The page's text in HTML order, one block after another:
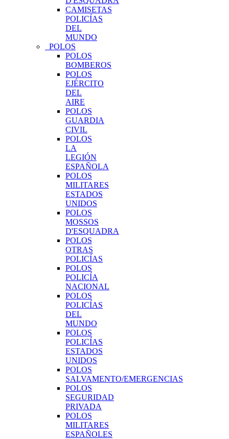
CAMISETAS
POLICÍAS
DEL
MUNDO
POLOS
POLOS
BOMBEROS
POLOS
EJÉRCITO
DEL
AIRE
POLOS
GUARDIA
CIVIL
POLOS
LA
LEGIÓN
ESPAÑOLA
POLOS
MILITARES
ESTADOS
UNIDOS
POLOS
MOSSOS
D'ESQUADRA
POLOS
OTRAS
POLICÍAS
POLOS
POLICÍA
NACIONAL
POLOS
POLICÍAS
DEL
MUNDO
POLOS
POLICÍAS
ESTADOS
UNIDOS
POLOS
SALVAMENTO/EMERGENCIAS
POLOS
SEGURIDAD
PRIVADA
POLOS
MILITARES
ESPAÑOLES